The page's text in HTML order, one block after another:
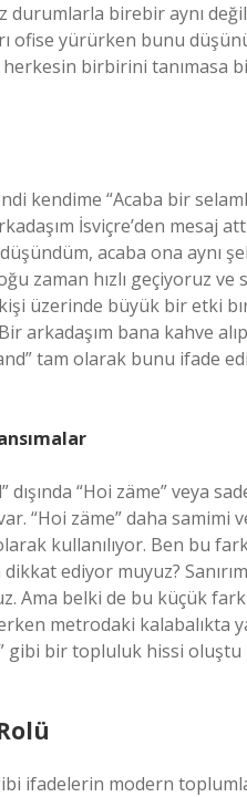
durumlarla birebir aynı
ofise yürürken bunu
birbirini tanımasa
kendime “Acaba bir
İsviçre’den mesaj
acaba ona aynı
zaman hızlı geçiyoruz
üzerinde büyük bir etki
arkadaşım bana kahve
tam olarak bunu ifade
dışında “Hoi zäme” veya
“Hoi zäme” daha samimi
kullanılıyor. Ben bu
ediyor muyuz?
Ama belki de bu küçük
metrodaki kalabalıkta
gibi bir topluluk hissi
ifadelerin modern